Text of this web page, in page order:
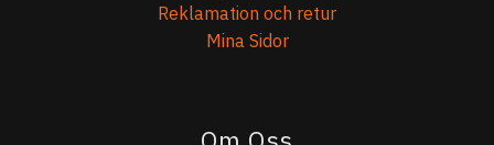
Reklamation och retur
Mina Sidor